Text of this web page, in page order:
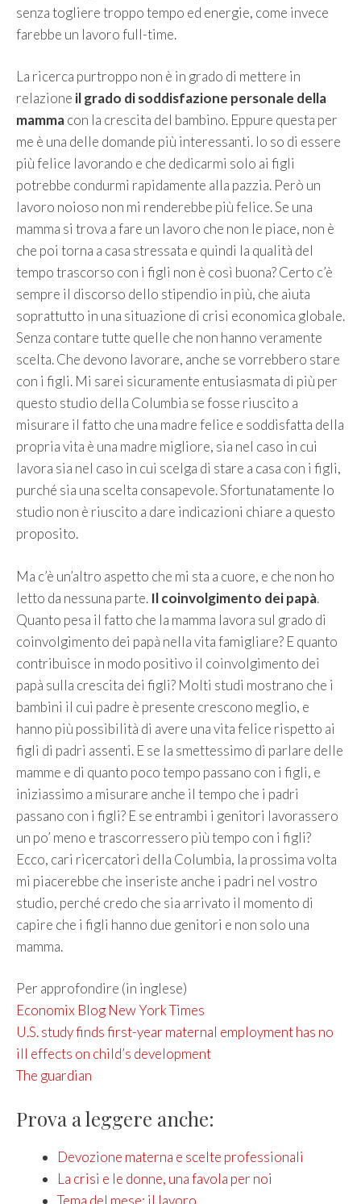
senza togliere troppo tempo ed energie, come invece
farebbe un lavoro full-time.
La ricerca purtroppo non è in grado di mettere in
relazione il grado di soddisfazione personale della
mammacon la crescita del bambino. Eppure questa per
me è una delle domande più interessanti. Io so di essere
più felice lavorando e che dedicarmi solo ai figli
potrebbe condurmi rapidamente alla pazzia. Però un
lavoro noioso non mi renderebbe più felice. Se una
mamma si trova a fare un lavoro che non le piace, non è
che poi torna a casa stressata e quindi la qualità del
tempo trascorso con i figli non è così buona? Certo c’è
sempre il discorso dello stipendio in più, che aiuta
soprattutto in una situazione di crisi economica globale.
Senza contare tutte quelle che non hanno veramente
scelta. Che devono lavorare, anche se vorrebbero stare
con i figli. Mi sarei sicuramente entusiasmata di più per
questo studio della Columbia se fosse riuscito a
misurare il fatto che una madre felice e soddisfatta della
propria vita è una madre migliore, sia nel caso in cui
lavora sia nel caso in cui scelga di stare a casa con i figli,
purché sia una scelta consapevole. Sfortunatamente lo
studio non è riuscito a dare indicazioni chiare a questo
proposito.
Ma c’è un’altro aspetto che mi sta a cuore, e che non ho
letto da nessuna parte. Il coinvolgimento dei papà.
Quanto pesa il fatto che la mamma lavora sul grado di
coinvolgimento dei papà nella vita famigliare? E quanto
contribuisce in modo positivo il coinvolgimento dei
papà sulla crescita dei figli? Molti studi mostrano che i
bambini il cui padre è presente crescono meglio, e
hanno più possibilità di avere una vita felice rispetto ai
figli di padri assenti. E se la smettessimo di parlare delle
mamme e di quanto poco tempo passano con i figli, e
iniziassimo a misurare anche il tempo che i padri
passano con i figli? E se entrambi i genitori lavorassero
un po’ meno e trascorressero più tempo con i figli?
Ecco, cari ricercatori della Columbia, la prossima volta
mi piacerebbe che inseriste anche i padri nel vostro
studio, perché credo che sia arrivato il momento di
capire che i figli hanno due genitori e non solo una
mamma.
Per approfondire (in inglese)
Economix Blog New York Times
U.S. study finds first-year maternal employment has no
ill effects on child’s development
The guardian
Prova a leggere anche:
Devozione materna e scelte professionali
La crisi e le donne, una favola per noi
Tema del mese: il lavoro